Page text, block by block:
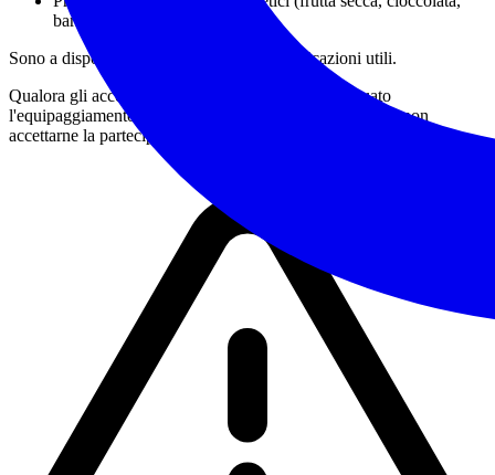
barrette)
Sono a disposizione per suggerimenti e indicazioni utili.
Qualora gli accompagnatori giudicassero non adeguato
l'equipaggiamento posseduto dall'escursionista potranno non
accettarne la partecipazione all'attività.